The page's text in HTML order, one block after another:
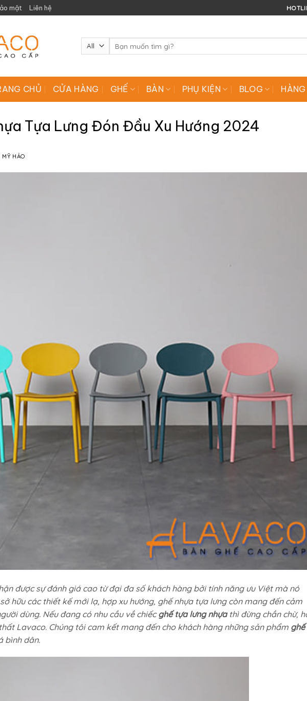
mật Liên hệ
kiếm:
CHỦ CỬA HÀNG GHẾ BÀN PHỤ KIỆN BLOG
Tựa Lưng Đón Đầu Xu Hướng 2024
MỸ HẢO
được sự đánh giá cao từ đại đa số khách hàng bởi tính năng ưu Việt mà nó
hữu các thiết kế mới lạ, hợp xu hướng, ghế nhựa tựa lưng còn mang đến cảm
dùng. Nếu đang có nhu cầu về chiếcghế tựa lưng nhựathì đừng chần chừ,
Lavaco. Chúng tôi cam kết mang đến cho khách hàng những sản phẩm ghế
bình dân.